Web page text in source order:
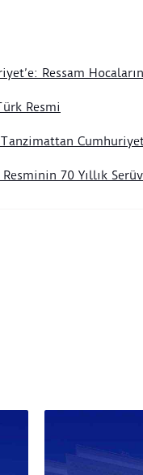
Ressam
Resmi
70 Yıllık